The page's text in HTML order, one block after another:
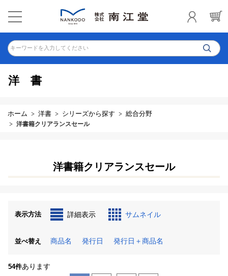
キーワードを入力してください
洋書
ホーム 洋書 シリーズから探す 総合分野
洋書籍クリアランスセール
洋書籍クリアランスセール
表示方法 詳細表示 サムネイル
並べ替え 商品名 発行日 発行日＋商品名
54件あります